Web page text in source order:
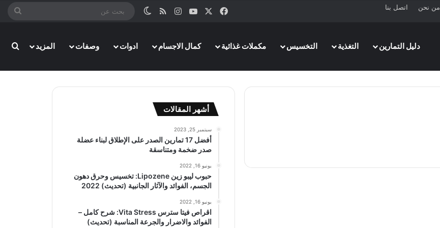
من نحن اتصل بنا فيسبوك ‫YouTubeانستقرامملخص الموقع RSS
الوضع المظلم
دليل التمارين
التغذية التخسيس مكملات غذائية كمال الاجسام ادوات وصفات المزيد
أشهر المقالات
سبتمبر 25, 2023
أفضل 17 تمارين الصدر على الإطلاق لبناء عضلة
صدر ضخمة ومتناسقة
يونيو 16, 2022
حبوب ليبو زين Lipozene: تخسيس وحرق دهون
الجسم، الفوائد والآثار الجانبية (تحديث) 2022
يونيو 16, 2022
اقراص فيتا سترس Vita Stress: شرح كامل –
الفوائد والاضرار والجرعة المناسبة (تحديث)